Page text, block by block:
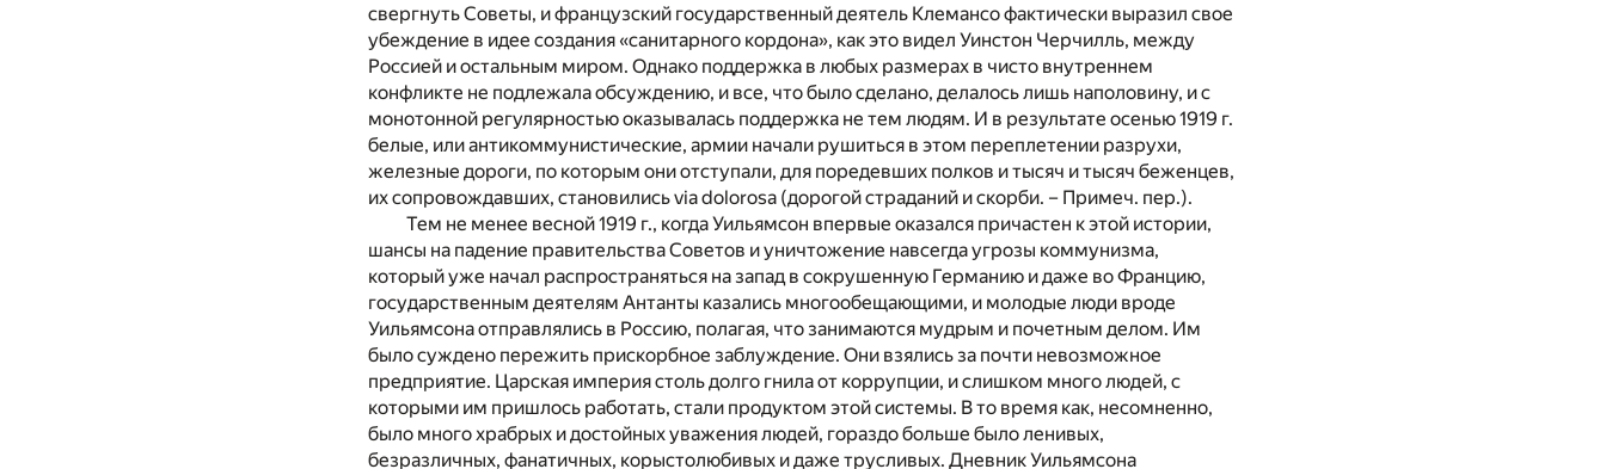
свергнуть Советы, и французский государственный деятель Клемансо фактически выразил свое
убеждение в идее создания «санитарного кордона», как это видел Уинстон Черчилль, между
Россией и остальным миром. Однако поддержка в любых размерах в чисто внутреннем
конфликте не подлежала обсуждению, и все, что было сделано, делалось лишь наполовину, и с
монотонной регулярностью оказывалась поддержка не тем людям. И в результате осенью 1919 г.
белые, или антикоммунистические, армии начали рушиться в этом переплетении разрухи,
железные дороги, по которым они отступали, для поредевших полков и тысяч и тысяч беженцев,
их сопровождавших, становились via dolorosa (дорогой страданий и скорби. – Примеч. пер.).
Тем не менее весной 1919 г., когда Уильямсон впервые оказался причастен к этой истории,
шансы на падение правительства Советов и уничтожение навсегда угрозы коммунизма,
который уже начал распространяться на запад в сокрушенную Германию и даже во Францию,
государственным деятелям Антанты казались многообещающими, и молодые люди вроде
Уильямсона отправлялись в Россию, полагая, что занимаются мудрым и почетным делом. Им
было суждено пережить прискорбное заблуждение. Они взялись за почти невозможное
предприятие. Царская империя столь долго гнила от коррупции, и слишком много людей, с
которыми им пришлось работать, стали продуктом этой системы. В то время как, несомненно,
было много храбрых и достойных уважения людей, гораздо больше было ленивых,
безразличных, фанатичных, корыстолюбивых и даже трусливых. Дневник Уильямсона